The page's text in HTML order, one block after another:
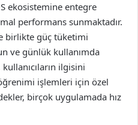
ekosistemine entegre
performans sunmaktadır.
birlikte güç tüketimi
ve günlük kullanımda
ilgisini
işlemleri için özel
birçok uygulamada hız